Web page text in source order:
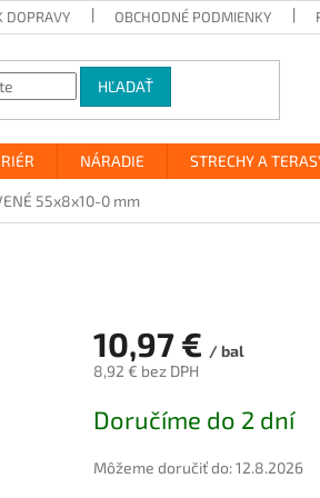
DOPRAVY OBCHODNÉ PODMIENKY
HĽADAŤ
NÁRADIE STRECHY A
55x8x10-0 mm
10,97 € / bal
8,92 € bez DPH
cena:
Doručíme do 2 dní
Môžeme doručiť do:12.8.2026